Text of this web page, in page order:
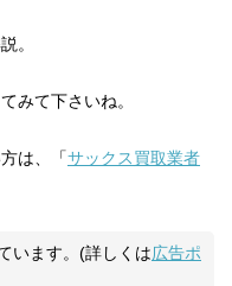
。
みて下さいね。
は、「サックス買取業者
います。(詳しくは広告ポ